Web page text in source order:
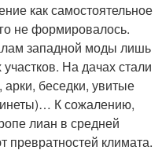
как самостоятельное
не формировалось.
западной моды лишь
На дачах стали
беседки, увитые
К сожалению,
лиан в средней
климата.